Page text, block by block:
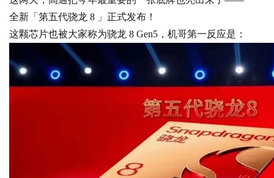
Bo
全新「第五代骁龙 8 」正式发布！
这颗芯片也被大家称为骁龙 8 Gen5，机哥第一反应是：